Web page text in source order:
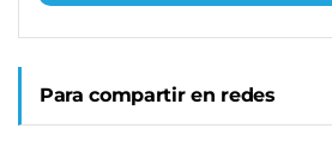
Para compartir en redes